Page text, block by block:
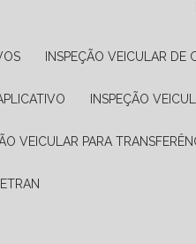
INSPEÇÃO VEICULAR DE
INSPEÇÃO
VEICULAR PARA